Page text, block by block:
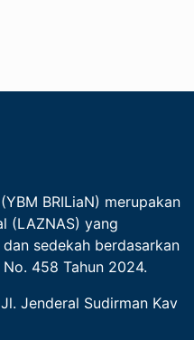
BRILiaN) merupakan
(LAZNAS) yang
sedekah berdasarkan
458 Tahun 2024.
Jenderal Sudirman Kav